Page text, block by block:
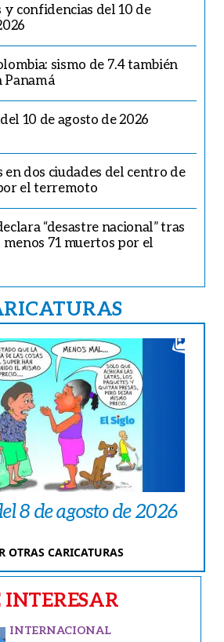
confidencias del 10 de
sismo de 7.4 también
Panamá
10 de agosto de 2026
en dos ciudades del centro de
el terremoto
“desastre nacional” tras
71 muertos por el
8 de agosto de 2026
OTRAS CARICATURAS
INTERESAR
INTERNACIONAL